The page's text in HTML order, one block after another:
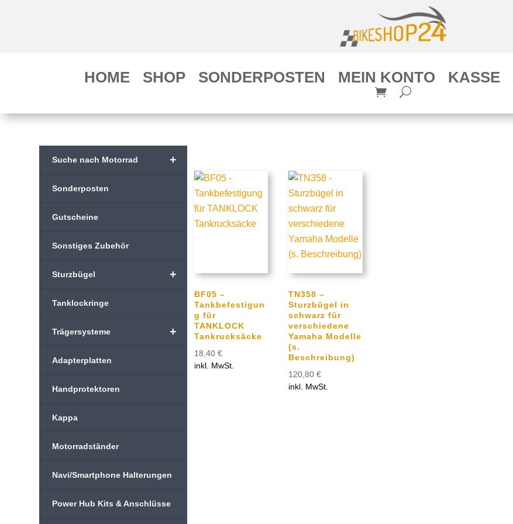
HOME SHOP SONDERPOSTEN MEIN KONTO KASSE
+
Suche nach Motorrad
Sonderposten
Gutscheine
Sonstiges Zubehör
+
Sturzbügel
Tanklockringe
+
Trägersysteme
Adapterplatten
Handprotektoren
Kappa
Motorradständer
Navi/Smartphone Halterungen
Power Hub Kits & Anschlüsse
BF05 –
Tankbefestigun
g für
TANKLOCK
Tankrucksäcke
18,40 €
inkl. MwSt.
TN358 –
Sturzbügel in
schwarz für
verschiedene
Yamaha Modelle
(s.
Beschreibung)
120,80€
inkl. MwSt.